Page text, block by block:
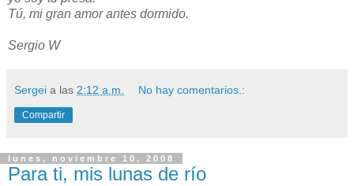
Tú, mi gran amor antes dormido.
Sergio W
Sergei a las 2:12 a.m. No hay comentarios.:
Compartir
lunes, noviembre 10, 2008
Para ti, mis lunas de río